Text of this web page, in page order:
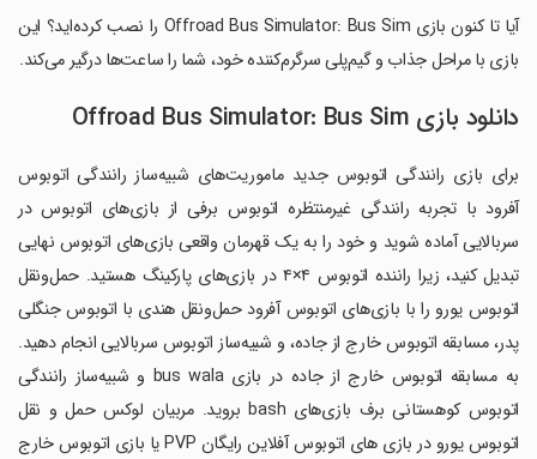
آیا تا کنون بازی Offroad Bus Simulator: Bus Sim را نصب کرده‌اید؟ این
بازی با مراحل جذاب و گیم‌پلی سرگرم‌کننده خود، شما را ساعت‌ها درگیر می‌کند.
دانلود بازی Offroad Bus Simulator: Bus Sim
برای بازی رانندگی اتوبوس جدید ماموریت‌های شبیه‌ساز رانندگی اتوبوس
آفرود با تجربه رانندگی غیرمنتظره اتوبوس برفی از بازی‌های اتوبوس در
سربالایی آماده شوید و خود را به یک قهرمان واقعی بازی‌های اتوبوس نهایی
تبدیل کنید، زیرا راننده اتوبوس ۴×۴ در بازی‌های پارکینگ هستید. حمل‌ونقل
اتوبوس یورو را با بازی‌های اتوبوس آفرود حمل‌ونقل هندی با اتوبوس جنگلی
پدر، مسابقه اتوبوس خارج از جاده، و شبیه‌ساز اتوبوس سربالایی انجام دهید.
به مسابقه اتوبوس خارج از جاده در بازی bus wala و شبیه‌ساز رانندگی
اتوبوس کوهستانی برف بازی‌های bash بروید. مربیان لوکس حمل و نقل
اتوبوس یورو در بازی های اتوبوس آفلاین رایگان PVP یا بازی اتوبوس خارج